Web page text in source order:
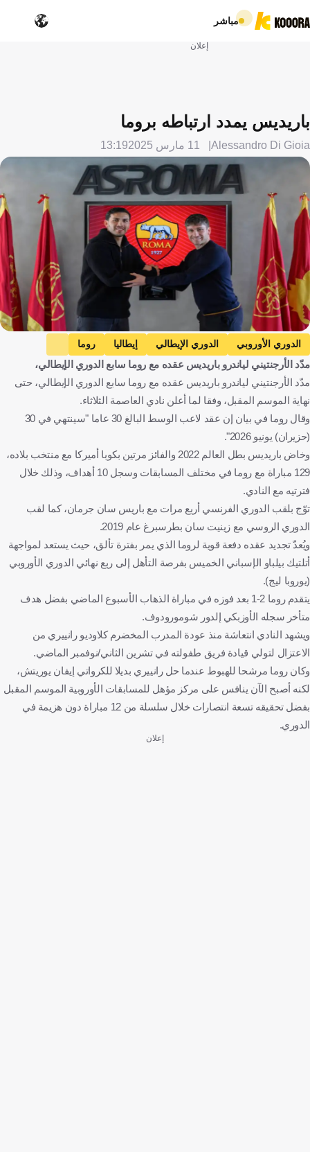
مباشر
إعلان
باريديس يمدد ارتباطه بروما
Alessandro Di Gioia 11 مارس 2025 13:19
الدوري الأوروبي الدوري الإيطالي إيطاليا
روما
أتلتيك بيلباو
إسبانيا كالياري
كلاوديو رانييري
لياندرو باريديس
الأرجنتين الإنتقالات كرة قدم
مدّد الأرجنتيني لياندرو باريديس عقده مع روما سابع الدوري الإيطالي،
مدّد الأرجنتيني لياندرو باريديس عقده مع روما سابع الدوري الإيطالي، حتى
نهاية الموسم المقبل، وفقا لما أعلن نادي العاصمة الثلاثاء.
وقال روما في بيان إن عقد لاعب الوسط البالغ 30 عاما "سينتهي في 30
(حزيران) يونيو 2026".
وخاض باريديس بطل العالم 2022 والفائز مرتين بكوبا أميركا مع منتخب بلاده،
129 مباراة مع روما في مختلف المسابقات وسجل 10 أهداف، وذلك خلال
فترتيه مع النادي.
توّج بلقب الدوري الفرنسي أربع مرات مع باريس سان جرمان، كما لقب
الدوري الروسي مع زينيت سان بطرسبرغ عام 2019.
ويُعدّ تجديد عقده دفعة قوية لروما الذي يمر بفترة تألق، حيث يستعد لمواجهة
أتلتيك بيلباو الإسباني الخميس بفرصة التأهل إلى ربع نهائي الدوري الأوروبي
(يوروبا ليج).
يتقدم روما 2-1 بعد فوزه في مباراة الذهاب الأسبوع الماضي بفضل هدف
متأخر سجله الأوزبكي إلدور شومورودوف.
ويشهد النادي انتعاشة منذ عودة المدرب المخضرم كلاوديو رانييري من
الاعتزال لتولي قيادة فريق طفولته في تشرين الثاني/نوفمبر الماضي.
وكان روما مرشحا للهبوط عندما حل رانييري بديلا للكرواتي إيفان يوريتش،
لكنه أصبح الآن ينافس على مركز مؤهل للمسابقات الأوروبية الموسم المقبل
بفضل تحقيقه تسعة انتصارات خلال سلسلة من 12 مباراة دون هزيمة في
الدوري.
إعلان